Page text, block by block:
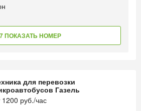
ПОКАЗАТЬ НОМЕР
для перевозки
Газель
1200 руб./час